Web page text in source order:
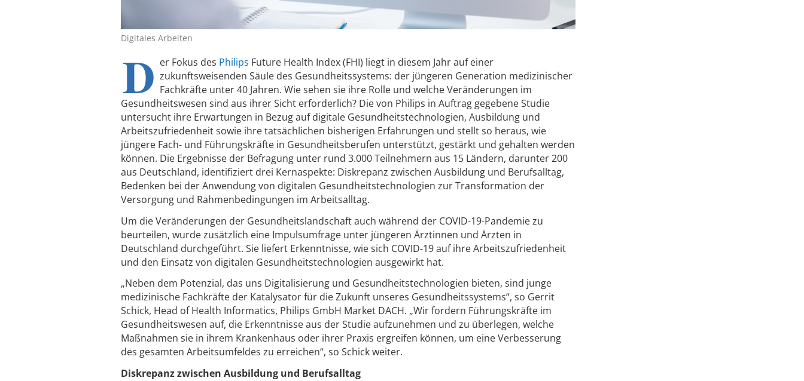
Digitales Arbeiten
D er Fokus des Philips Future Health Index (FHI) liegt in diesem Jahr auf einer
zukunftsweisenden Säule des Gesundheitssystems: der jüngeren Generation medizinischer
Fachkräfte unter 40 Jahren. Wie sehen sie ihre Rolle und welche Veränderungen im
Gesundheitswesen sind aus ihrer Sicht erforderlich? Die von Philips in Auftrag gegebene Studie
untersucht ihre Erwartungen in Bezug auf digitale Gesundheitstechnologien, Ausbildung und
Arbeitszufriedenheit sowie ihre tatsächlichen bisherigen Erfahrungen und stellt so heraus, wie
jüngere Fach- und Führungskräfte in Gesundheitsberufen unterstützt, gestärkt und gehalten werden
können. Die Ergebnisse der Befragung unter rund 3.000 Teilnehmern aus 15 Ländern, darunter 200
aus Deutschland, identifiziert drei Kernaspekte: Diskrepanz zwischen Ausbildung und Berufsalltag,
Bedenken bei der Anwendung von digitalen Gesundheitstechnologien zur Transformation der
Versorgung und Rahmenbedingungen im Arbeitsalltag.
Um die Veränderungen der Gesundheitslandschaft auch während der COVID-19-Pandemie zu
beurteilen, wurde zusätzlich eine Impulsumfrage unter jüngeren Ärztinnen und Ärzten in
Deutschland durchgeführt. Sie liefert Erkenntnisse, wie sich COVID-19 auf ihre Arbeitszufriedenheit
und den Einsatz von digitalen Gesundheitstechnologien ausgewirkt hat.
„Neben dem Potenzial, das uns Digitalisierung und Gesundheitstechnologien bieten, sind junge
medizinische Fachkräfte der Katalysator für die Zukunft unseres Gesundheitssystems“, so Gerrit
Schick, Head of Health Informatics, Philips GmbH Market DACH. „Wir fordern Führungskräfte im
Gesundheitswesen auf, die Erkenntnisse aus der Studie aufzunehmen und zu überlegen, welche
Maßnahmen sie in ihrem Krankenhaus oder ihrer Praxis ergreifen können, um eine Verbesserung
des gesamten Arbeitsumfeldes zu erreichen“, so Schick weiter.
Diskrepanz zwischen Ausbildung und Berufsalltag